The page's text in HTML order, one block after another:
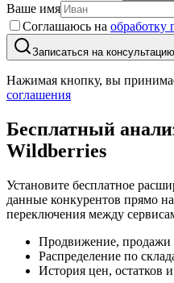
Ваше имя
Соглашаюсь на обработку
Записаться на консультацию
Нажимая кнопку, вы
соглашения
Бесплатный
Wildberries
Установите бесплатное
данные конкурентов прямо
переключения между
Продвижение, продажи
Распределение по
История цен, остатков